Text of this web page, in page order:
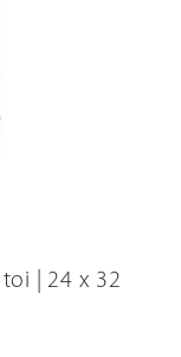
toi | 24 x 32